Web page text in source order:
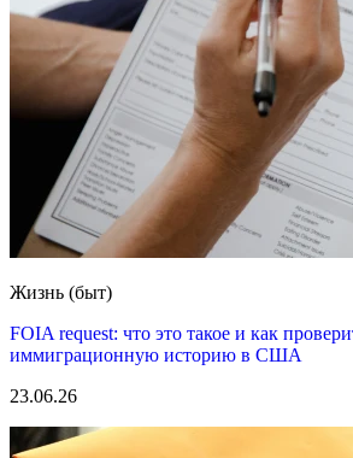
Жизнь (быт)
FOIA request: что это такое и как
иммиграционную историю в США
23.06.26